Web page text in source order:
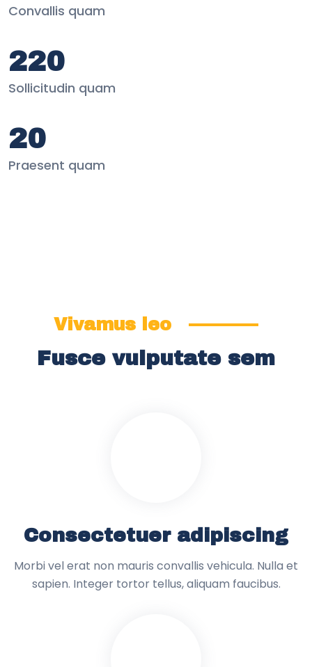
Convallis quam
220
Sollicitudin quam
20
Praesent quam
Vivamus leo
Fusce vulputate sem
Consectetuer adipiscing
Morbi vel erat non mauris convallis vehicula. Nulla et
sapien. Integer tortor tellus, aliquam faucibus.